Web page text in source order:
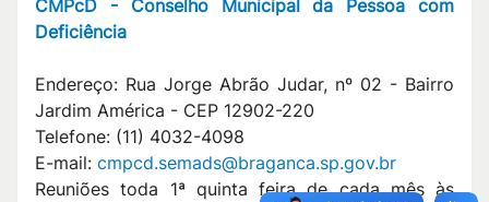
CMPcD - Conselho Municipal da Pessoa com
Deficiência
Endereço: Rua Jorge Abrão Judar, nº 02 - Bairro
Jardim América - CEP 12902-220
Telefone: (11) 4032-4098
E-mail: cmpcd.semads@braganca.sp.gov.br
Reuniões toda 1ª quinta feira de cada mês às